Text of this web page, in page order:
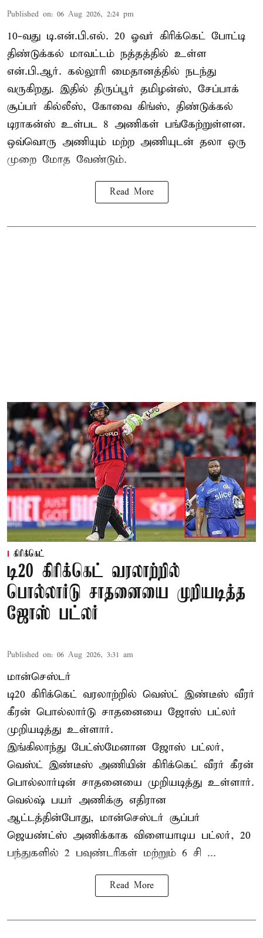
Published on: 06 Aug 2026, 2:24 pm
10-வது டி.என்.பி.எல். 20 ஓவர் கிரிக்கெட் போட்டி
திண்டுக்கல் மாவட்டம் நத்தத்தில் உள்ள
என்.பி.ஆர். கல்லூரி மைதானத்தில் நடந்து
வருகிறது. இதில் திருப்பூர் தமிழன்ஸ், சேப்பாக்
சூப்பர் கில்லீஸ், கோவை கிங்ஸ், திண்டுக்கல்
டிராகன்ஸ் உள்பட 8 அணிகள் பங்கேற்றுள்ளன.
ஒவ்வொரு அணியும் மற்ற அணியுடன் தலா ஒரு
முறை மோத வேண்டும்.
Read More
கிரிக்கெட்
டி20 கிரிக்கெட் வரலாற்றில்
பொல்லார்டு சாதனையை முறியடித்த
ஜோஸ் பட்லர்
Published on: 06 Aug 2026, 3:31 am
மான்செஸ்டர்
டி20 கிரிக்கெட் வரலாற்றில் வெஸ்ட் இண்டீஸ் வீரர்
கீரன் பொல்லார்டு சாதனையை ஜோஸ் பட்லர்
முறியடித்து உள்ளார்.
இங்கிலாந்து பேட்ஸ்மேனான ஜோஸ் பட்லர்,
வெஸ்ட் இண்டீஸ் அணியின் கிரிக்கெட் வீரர் கீரன்
பொல்லார்டின் சாதனையை முறியடித்து உள்ளார்.
வெல்ஷ் பயர் அணிக்கு எதிரான
ஆட்டத்தின்போது, மான்செஸ்டர் சூப்பர்
ஜெயண்ட்ஸ் அணிக்காக விளையாடிய பட்லர், 20
பந்துகளில் 2 பவுண்டரிகள் மற்றும் 6 சி ...
Read More